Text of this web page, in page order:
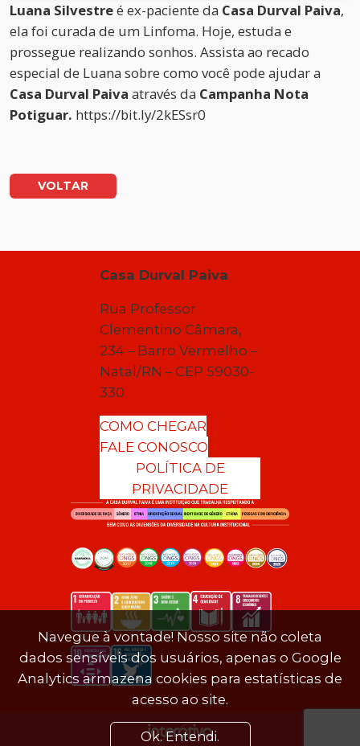
Luana Silvestreé ex-paciente da Casa Durval Paiva,
ela foi curada de um Linfoma. Hoje, estuda e
prossegue realizando sonhos. Assista ao recado
especial de Luana sobre como você pode ajudar a
Casa Durval Paiva através da Campanha Nota
Potiguar. https://bit.ly/2kESsr0
VOLTAR
Casa Durval Paiva
Rua Professor
Clementino Câmara,
234 – Barro Vermelho –
Natal/RN – CEP 59030-
330
COMO CHEGAR
FALE CONOSCO
POLÍTICA DE
PRIVACIDADE
Navegue à vontade! Nosso site não coleta
dados sensíveis dos usuários, apenas o Google
Analytics armazena cookies para estatísticas de
acesso ao site.
Ok. Entendi.